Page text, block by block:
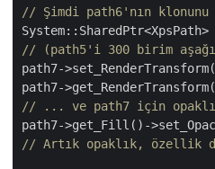
// Şimdi path6'nın
// (path5'i 300 birim
path7-
path7-
// ... ve path7 için
path7->get_Fill()-
// Artık opaklık, özellik